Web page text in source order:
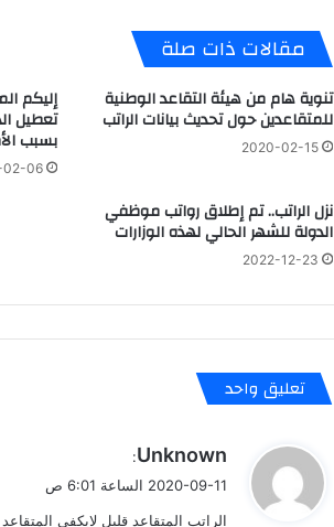
مقالات ذات صلة
تنوية هام من هيئة التقاعد الوطنية
للمتقاعدين حول تحديث بيانات الراتب
2020-02-15
إليكم
تعطيل
بسبب
02-06
نزل الراتب.. تم إطلاق رواتب موظفي
الدولة للشهر الحالي لهذه الوزارات
2022-12-23
تعليق واحد
يUnknown
:
2020-09-11 الساعة 6:01 ص
الراتب المتقاعد قليل لايكفي